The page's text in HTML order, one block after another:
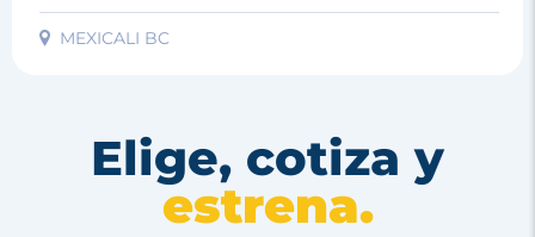
MEXICALI BC
Elige, cotiza y
estrena.